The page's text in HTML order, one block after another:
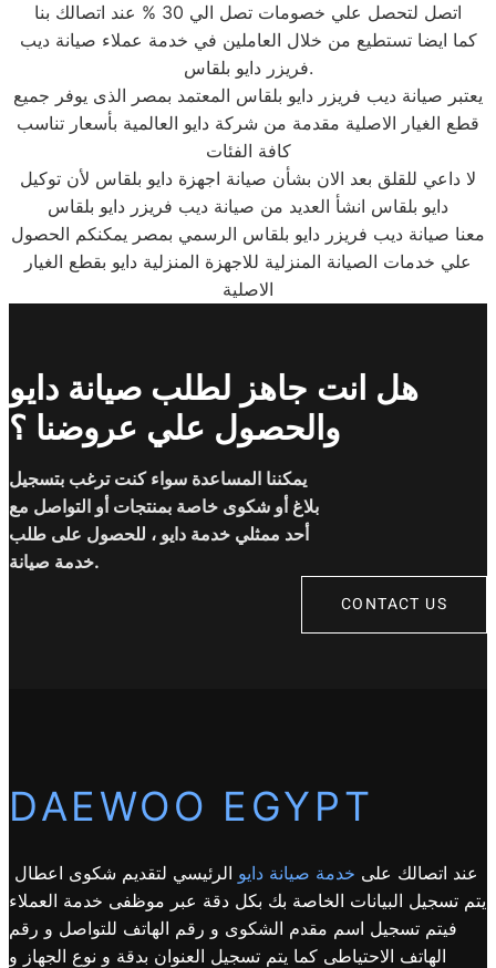
اتصل لتحصل علي خصومات تصل الي 30 % عند اتصالك بنا
كما ايضا تستطيع من خلال العاملين في خدمة عملاء صيانة ديب
فريزر دايو بلقاس.
يعتبر صيانة ديب فريزر دايو بلقاس المعتمد بمصر الذى يوفر جميع
قطع الغيار الاصلية مقدمة من شركة دايو العالمية بأسعار تناسب
كافة الفئات
لا داعي للقلق بعد الان بشأن صيانة اجهزة دايو بلقاس لأن توكيل
دايو بلقاس انشأ العديد من صيانة ديب فريزر دايو بلقاس
معنا صيانة ديب فريزر دايو بلقاس الرسمي بمصر يمكنكم الحصول
علي خدمات الصيانة المنزلية للاجهزة المنزلية دايو بقطع الغيار
الاصلية
هل انت جاهز لطلب صيانة دايو
والحصول علي عروضنا ؟
يمكننا المساعدة سواء كنت ترغب بتسجيل
بلاغ أو شكوى خاصة بمنتجات أو التواصل مع
أحد ممثلي خدمة دايو ، للحصول على طلب
خدمة صيانة.
CONTACT US
DAEWOO EGYPT
عند اتصالك على خدمة صيانة دايو الرئيسي لتقديم شكوى اعطال
يتم تسجيل البيانات الخاصة بك بكل دقة عبر موظفى خدمة العملاء
فيتم تسجيل اسم مقدم الشكوى و رقم الهاتف للتواصل و رقم
الهاتف الاحتياطى كما يتم تسجيل العنوان بدقة و نوع الجهاز و